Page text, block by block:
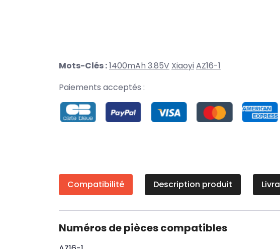
Mots-Clés :1400mAh 3.85V XiaoyiAZ16-1
Paiements acceptés :
Compatibilité Description produit
Numéros de pièces compatibles